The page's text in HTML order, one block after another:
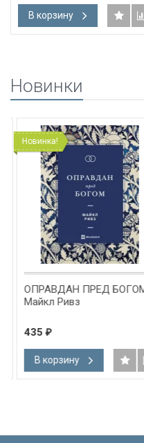
В корзину
Новинки
Новинка!
ОПРАВДАН ПРЕД БОГОМ.
Майкл Ривз
435₽
В корзину